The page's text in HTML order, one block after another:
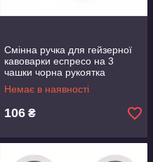
Смінна ручка для гейзерної
кавоварки еспресо на 3
чашки чорна рукоятка
Немає в наявності
106 ₴